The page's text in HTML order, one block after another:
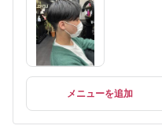
メニューを追加